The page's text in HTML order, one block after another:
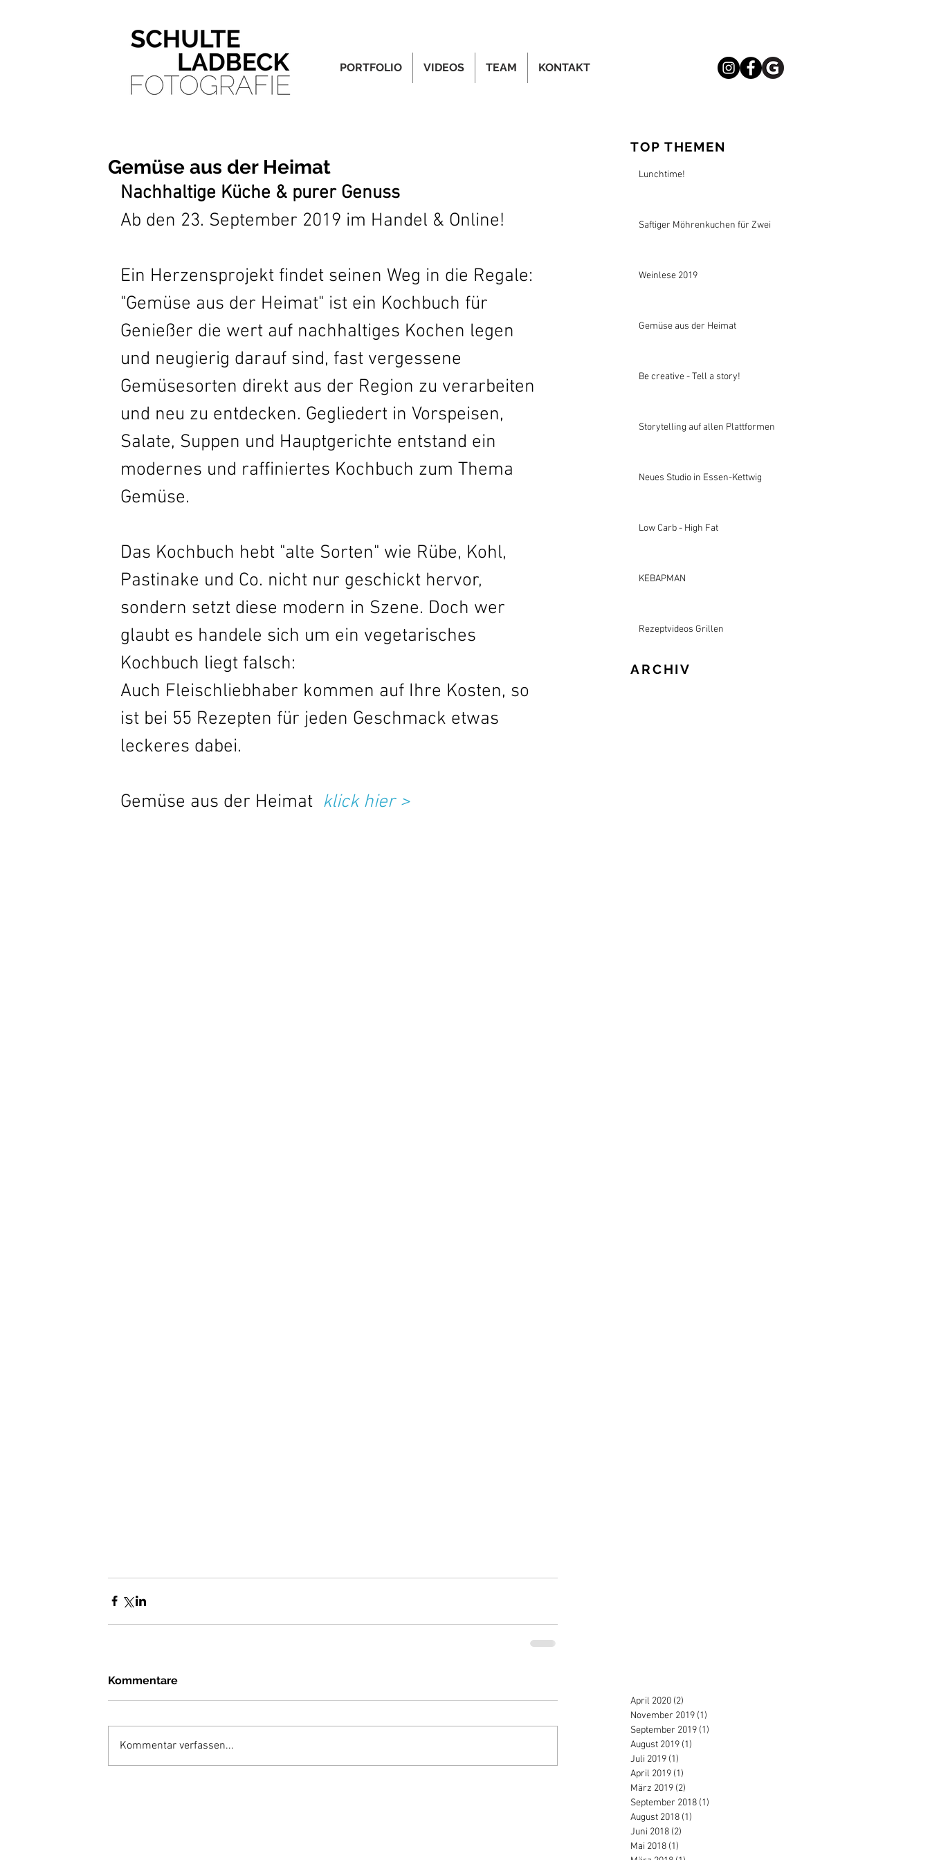
PORTFOLIO VIDEOS TEAM KONTAKT
Gemüse aus der Heimat
Nachhaltige Küche & purer Genuss
Ab den 23. September 2019 im Handel & Online!
Ein Herzensprojekt findet seinen Weg in die Regale:
"Gemüse aus der Heimat" ist ein Kochbuch für
Genießer die wert auf nachhaltiges Kochen legen
und neugierig darauf sind, fast vergessene
Gemüsesorten direkt aus der Region zu verarbeiten
und neu zu entdecken. Gegliedert in Vorspeisen,
Salate, Suppen und Hauptgerichte entstand ein
modernes und raffiniertes Kochbuch zum Thema
Gemüse.
Das Kochbuch hebt "alte Sorten" wie Rübe, Kohl,
Pastinake und Co. nicht nur geschickt hervor,
sondern setzt diese modern in Szene. Doch wer
glaubt es handele sich um ein vegetarisches
Kochbuch liegt falsch:
Auch Fleischliebhaber kommen auf Ihre Kosten, so
ist bei 55 Rezepten für jeden Geschmack etwas
leckeres dabei.
Gemüse aus der Heimat klick hier >
Kommentare
Kommentar verfassen...
TOP THEMEN
ARCHIV
Lunchtime!
Saftiger Möhrenkuchen für Zwei
Weinlese 2019
Gemüse aus der Heimat
Be creative - Tell a story!
Storytelling auf allen Plattformen
Neues Studio in Essen-Kettwig
Low Carb - High Fat
KEBAPMAN
Rezeptvideos Grillen
April 2020 (2)
November 2019 (1)
September 2019 (1)
August 2019 (1)
Juli 2019 (1)
April 2019 (1)
März 2019 (2)
September 2018 (1)
August 2018 (1)
Juni 2018 (2)
Mai 2018 (1)